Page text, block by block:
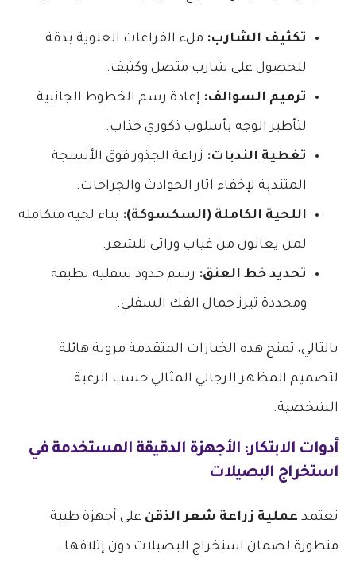
تكثيف الشارب: ملء الفراغات العلوية بدقة
للحصول على شارب متصل وكثيف.
ترميم السوالف: إعادة رسم الخطوط الجانبية
لتأطير الوجه بأسلوب ذكوري جذاب.
تغطية الندبات: زراعة الجذور فوق الأنسجة
المتندبة لإخفاء آثار الحوادث والجراحات.
اللحية الكاملة (السكسوكة): بناء لحية متكاملة
لمن يعانون من غياب وراثي للشعر.
تحديد خط العنق: رسم حدود سفلية نظيفة
ومحددة تبرز جمال الفك السفلي.
بالتالي، تمنح هذه الخيارات المتقدمة مرونة هائلة
لتصميم المظهر الرجالي المثالي حسب الرغبة
الشخصية.
أدوات الابتكار: الأجهزة الدقيقة المستخدمة في
استخراج البصيلات
تعتمد عملية زراعة شعر الذقن على أجهزة طبية
متطورة لضمان استخراج البصيلات دون إتلافها.